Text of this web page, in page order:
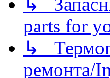
parts for
↳
ремонта/